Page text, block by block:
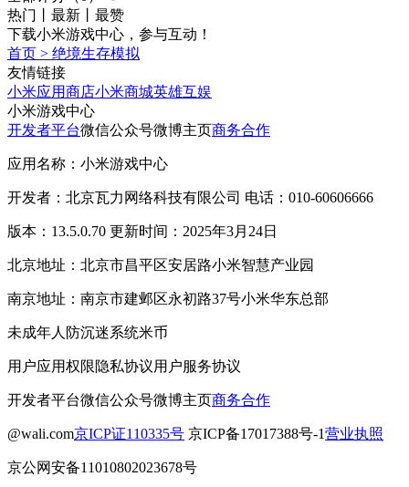
热门
最新
最赞
下载小米游戏中心，参与互动！
首页 > 绝境生存模拟
友情链接
小米应用商店小米商城英雄互娱
小米游戏中心
开发者平台微信公众号微博主页商务合作
应用名称：小米游戏中心
开发者：北京瓦力网络科技有限公司 电话：010-60606666
版本：13.5.0.70 更新时间：2025年3月24日
北京地址：北京市昌平区安居路小米智慧产业园
南京地址：南京市建邺区永初路37号小米华东总部
未成年人防沉迷系统米币
用户应用权限隐私协议用户服务协议
开发者平台微信公众号微博主页商务合作
@wali.com京ICP证110335号 京ICP备17017388号-1营业执照
京公网安备11010802023678号